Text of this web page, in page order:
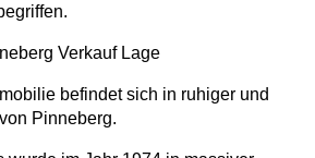
Verkauf Lage
befindet sich in ruhiger und
Pinneberg.